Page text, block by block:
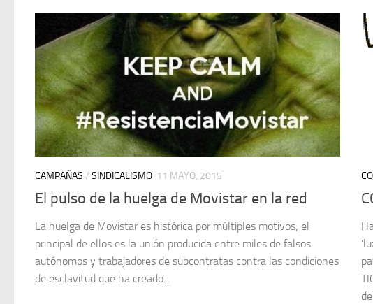
CAMPAÑAS / SINDICALISMO 11 MAYO, 2015
El pulso de la huelga de Movistar en la red
La huelga de Movistar es histórica por múltiples motivos; el
principal de ellos es la unión producida entre miles de falsos
autónomos y trabajadores de subcontratas contra las condiciones
de esclavitud que ha creado...